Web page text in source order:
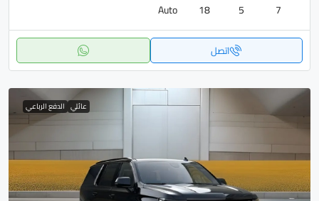
7
5
18
Auto
اتصل
عائلي الدفع الرباعي